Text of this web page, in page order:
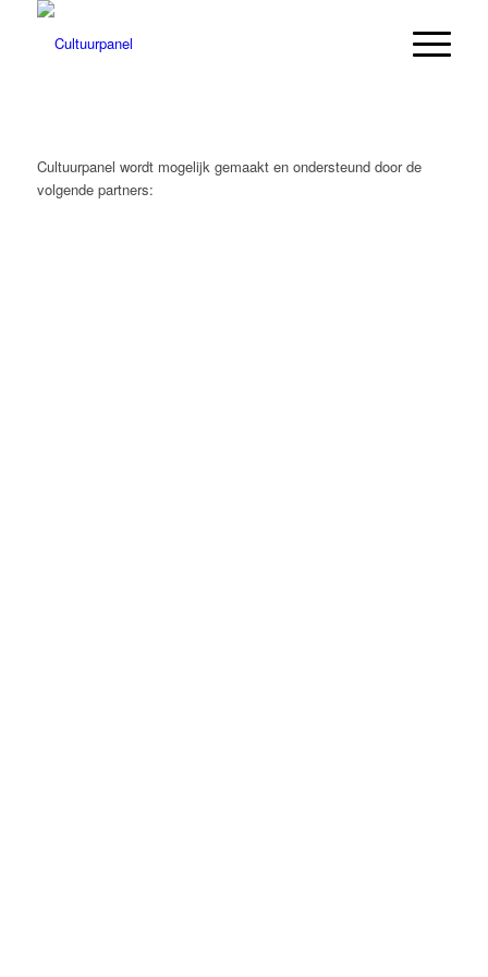
Cultuurpanel wordt mogelijk gemaakt en ondersteund door de
volgende partners: